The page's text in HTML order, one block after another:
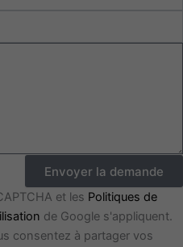
Envoyer la demande
et les Politiques de
de Google s'appliquent.
consentez à partager vos